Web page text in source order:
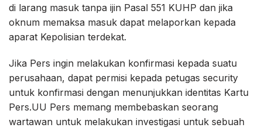
di larang masuk tanpa ijin Pasal 551 KUHP dan jika
oknum memaksa masuk dapat melaporkan kepada
aparat Kepolisian terdekat.
Jika Pers ingin melakukan konfirmasi kepada suatu
perusahaan, dapat permisi kepada petugas security
untuk konfirmasi dengan menunjukkan identitas Kartu
Pers.UU Pers memang membebaskan seorang
wartawan untuk melakukan investigasi untuk sebuah